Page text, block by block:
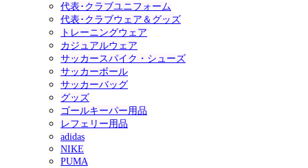
代表･クラブユニフォーム
代表･クラブウェア＆グッズ
トレーニングウェア
カジュアルウェア
サッカースパイク・シューズ
サッカーボール
サッカーバッグ
グッズ
ゴールキーパー用品
レフェリー用品
adidas
NIKE
PUMA